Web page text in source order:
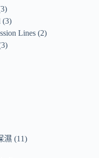
3
3
Lines 2
3
濕
11